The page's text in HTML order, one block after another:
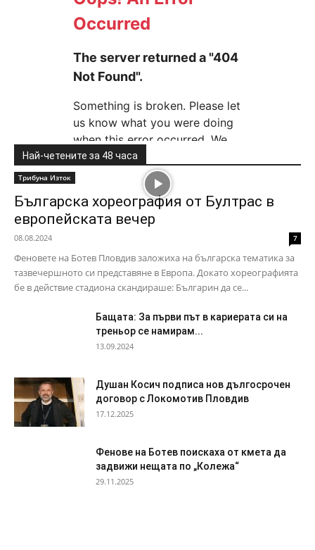
Най-четените за 48 часа
Трибуна Изток
Българска хореография от Бултрас в
европейската вечер
08.08.2024 7
Феновете на Ботев Пловдив заложиха на българска тематика за
тазвечершното си представяне в Европа. Докато хореографията
бе в действие стадиона скандираше: Българин да се...
Бащата: За първи път в кариерата си на
треньор се намирам...
13.09.2024
Душан Косич подписа нов дългосрочен
договор с Локомотив Пловдив
17.12.2025
Фенове на Ботев поискаха от кмета да
задвижи нещата по „Колежа“
29.11.2025